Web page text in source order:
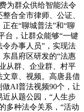
为群众供给智能法令
合全市律师、公证、
在“聊城普法”和“聊
台，让群众能够“一键
办事人员”，实现法
昌府区研发的“法惠
从群、企业群、村平
章、视频。高唐县借
AI普法视频90个，让
从题公园，“人生步
多种法令关系，“活动